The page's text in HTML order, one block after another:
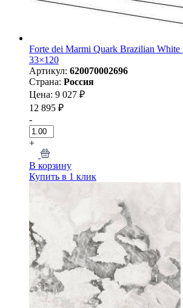
Forte dei Marmi Quark Brazilian
33×120
Артикул: 620070002696
Страна: Россия
Цена: 9 027 ₽
12 895 ₽
-
+
В корзину
Купить в 1 клик